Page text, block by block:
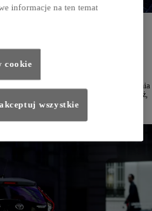
o specjalnym wzorze
łączy się ze światem mody. Kampania
została w fikcyjnym świecie Paryż,
fizyczną, a elegancja paryskiej dzielnicy
informacje na ten temat
cookie
wszystkie